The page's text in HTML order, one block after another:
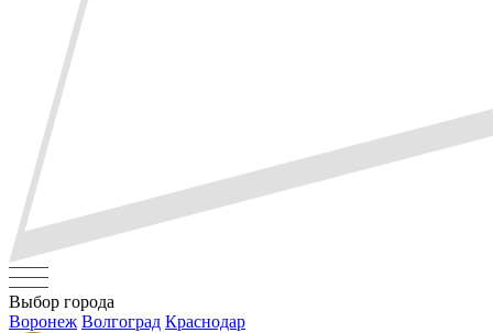
Выбор города
Воронеж Волгоград Краснодар